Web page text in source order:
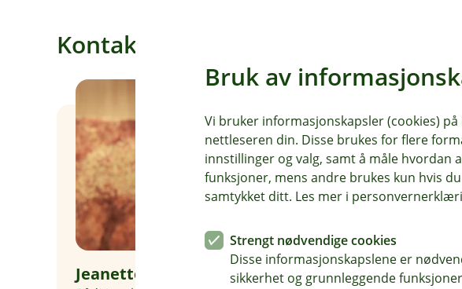
Kontakt oss om spørsmål knyttet til
Jeanette F. Østvold Jane
Bruk av
Vi bruker informasjonskapsler (cookies)
nettleseren din. Disse brukes for flere
innstillinger og valg, samt å måle
funksjoner, mens andre brukes kun hvis
samtykket ditt. Les mer i
Strengt nødvendige cookies
Disse informasjonskapslene er
sikkerhet og grunnleggende